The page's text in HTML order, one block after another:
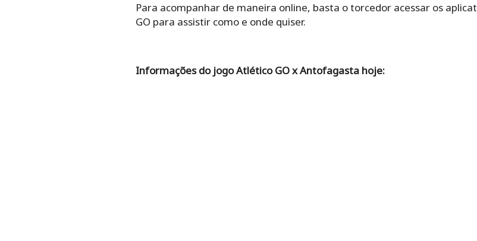
Para acompanhar de maneira online, basta o torcedor acessar os
GO para assistir como e onde quiser.
Informações do jogo Atlético GO x Antofagasta hoje: